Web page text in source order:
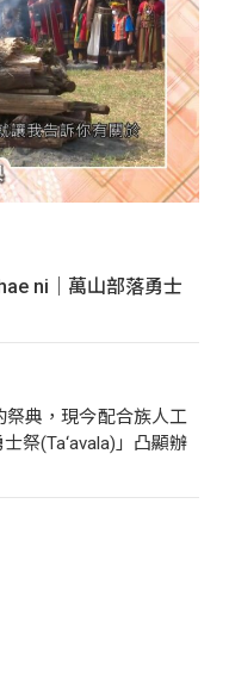
ni｜萬山部落勇士
典，現今配合族人工
祭(Ta‘avala)」凸顯辦